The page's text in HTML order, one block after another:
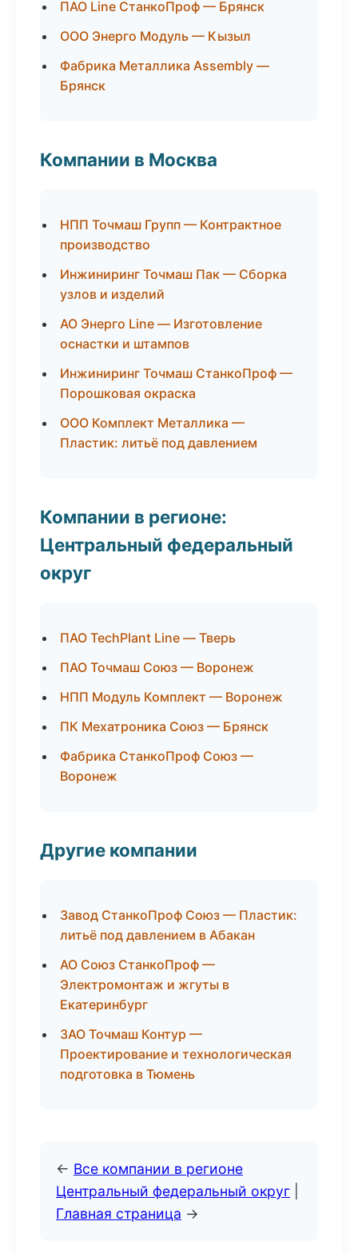
ПАО Line СтанкоПроф — Брянск
ООО Энерго Модуль — Кызыл
Фабрика Металлика Assembly —
Брянск
Компании в Москва
НПП Точмаш Групп — Контрактное
производство
Инжиниринг Точмаш Пак — Сборка
узлов и изделий
АО Энерго Line — Изготовление
оснастки и штампов
Инжиниринг Точмаш СтанкоПроф —
Порошковая окраска
ООО Комплект Металлика —
Пластик: литьё под давлением
Компании в регионе:
Центральный федеральный
округ
ПАО TechPlant Line — Тверь
ПАО Точмаш Союз — Воронеж
НПП Модуль Комплект — Воронеж
ПК Мехатроника Союз — Брянск
Фабрика СтанкоПроф Союз —
Воронеж
Другие компании
Завод СтанкоПроф Союз — Пластик:
литьё под давлением в Абакан
АО Союз СтанкоПроф —
Электромонтаж и жгуты в
Екатеринбург
ЗАО Точмаш Контур —
Проектирование и технологическая
подготовка в Тюмень
← Все компании в регионе
Центральный федеральный округ
Главная страница →